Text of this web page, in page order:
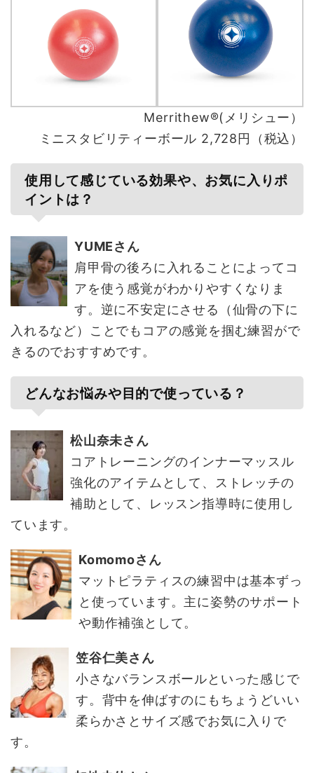
Merrithew®(メリシュー）
ミニスタビリティーボール 2,728円（税込）
使用して感じている効果や、お気に入りポ
イントは？
YUMEさん
肩甲骨の後ろに入れることによってコ
アを使う感覚がわかりやすくなりま
す。逆に不安定にさせる（仙骨の下に
入れるなど）ことでもコアの感覚を掴む練習がで
きるのでおすすめです。
どんなお悩みや目的で使っている？
松山奈未さん
コアトレーニングのインナーマッスル
強化のアイテムとして、ストレッチの
補助として、レッスン指導時に使用し
ています。
Komomoさん
マットピラティスの練習中は基本ずっ
と使っています。主に姿勢のサポート
や動作補強として。
笠谷仁美さん
小さなバランスボールといった感じで
す。背中を伸ばすのにもちょうどいい
柔らかさとサイズ感でお気に入りで
す。